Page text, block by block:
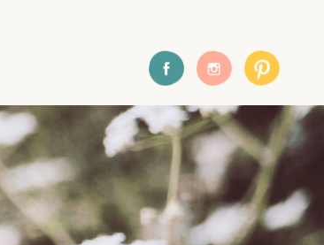
En équipe : Formations
Enfants